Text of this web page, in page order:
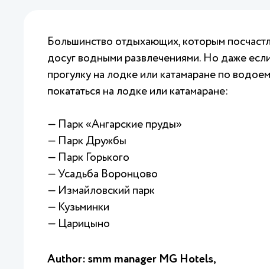
Большинство отдыхающих, которым
досуг водными развлечениями. Но даже
прогулку на лодке или катамаране по
покататься на лодке или катамаране:
— Парк «Ангарские пруды»
— Парк Дружбы
— Парк Горького
— Усадьба Воронцово
— Измайловский парк
— Кузьминки
— Царицыно
Author: smm manager MG Hotels,